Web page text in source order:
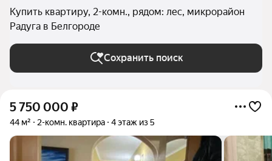
Купить квартиру, 2-комн., рядом: лес, микрорайон
Радуга в Белгороде
Сохранить поиск
5 750 000 ₽
44 м² 2-комн. квартира 4 этаж из 5